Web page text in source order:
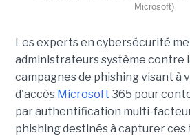
Microsoft)
Les experts en cybersécurité
administrateurs système contre
campagnes de phishing visant à
d'accès Microsoft 365 pour
par authentification multi-
phishing destinés à capturer